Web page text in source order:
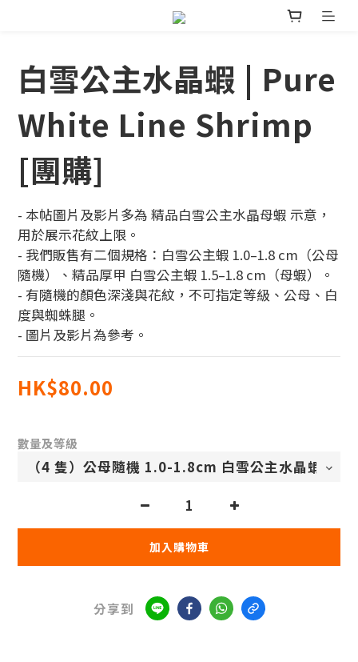
白雪公主水晶蝦 | Pure
White Line Shrimp
[團購]
- 本帖圖片及影片多為 精品白雪公主水晶母蝦 示意，
用於展示花紋上限。
- 我們販售有二個規格：白雪公主蝦 1.0–1.8 cm（公母
隨機）、精品厚甲 白雪公主蝦 1.5–1.8 cm（母蝦）。
- 有隨機的顏色深淺與花紋，不可指定等級、公母、白
度與蜘蛛腿。
- 圖片及影片為參考。
HK$80.00
數量及等級
加入購物車
分享到